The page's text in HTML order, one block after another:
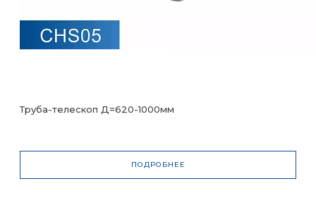
Труба-телескоп Д=620-1000мм
ПОДРОБНЕЕ